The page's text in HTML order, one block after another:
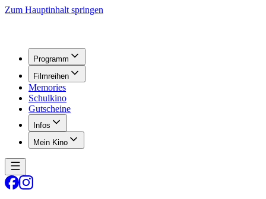
Zum Hauptinhalt springen
Programm
Filmreihen
Memories
Schulkino
Gutscheine
Infos
Mein Kino